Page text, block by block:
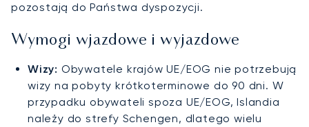
pozostają do Państwa dyspozycji.
Wymogi wjazdowe i wyjazdowe
Wizy: Obywatele krajów UE/EOG nie potrzebują
wizy na pobyty krótkoterminowe do 90 dni. W
przypadku obywateli spoza UE/EOG, Islandia
należy do strefy Schengen, dlatego wielu